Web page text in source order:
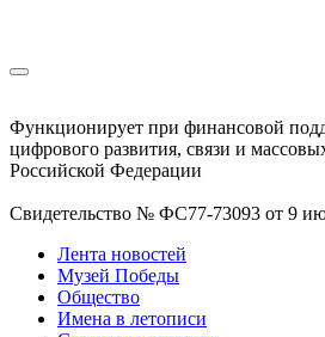
Функционирует при финансовой
цифрового развития, связи и
Российской Федерации
Свидетельство № ФС77-73093 от 9
Лента новостей
Музей Победы
Общество
Имена в летописи